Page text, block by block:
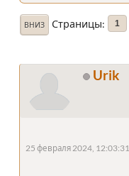
ВНИЗ Страницы 1
Urik
25 февраля 2024, 12:03:31